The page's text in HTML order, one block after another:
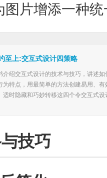
图片增添一种
至上:交互式设计四策略
介绍交互式设计的技术与技巧，讲述
为特点，用最简单的方法创建易用、
适时隐藏和巧妙转移这四个令交互式
技巧